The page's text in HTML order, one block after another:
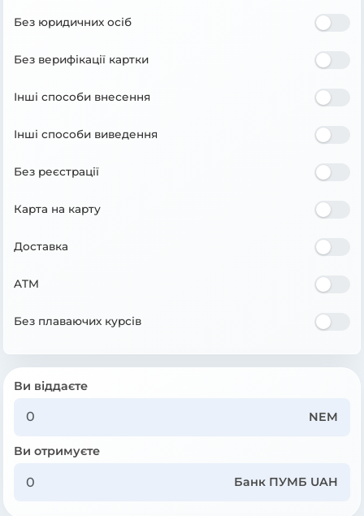
Без юридичних осіб
Без верифікації картки
Інші способи внесення
Інші способи виведення
Без реєстрації
Карта на карту
Доставка
ATM
Без плаваючих курсів
Ви віддаєте
NEM
Ви отримуєте
Банк ПУМБ UAH